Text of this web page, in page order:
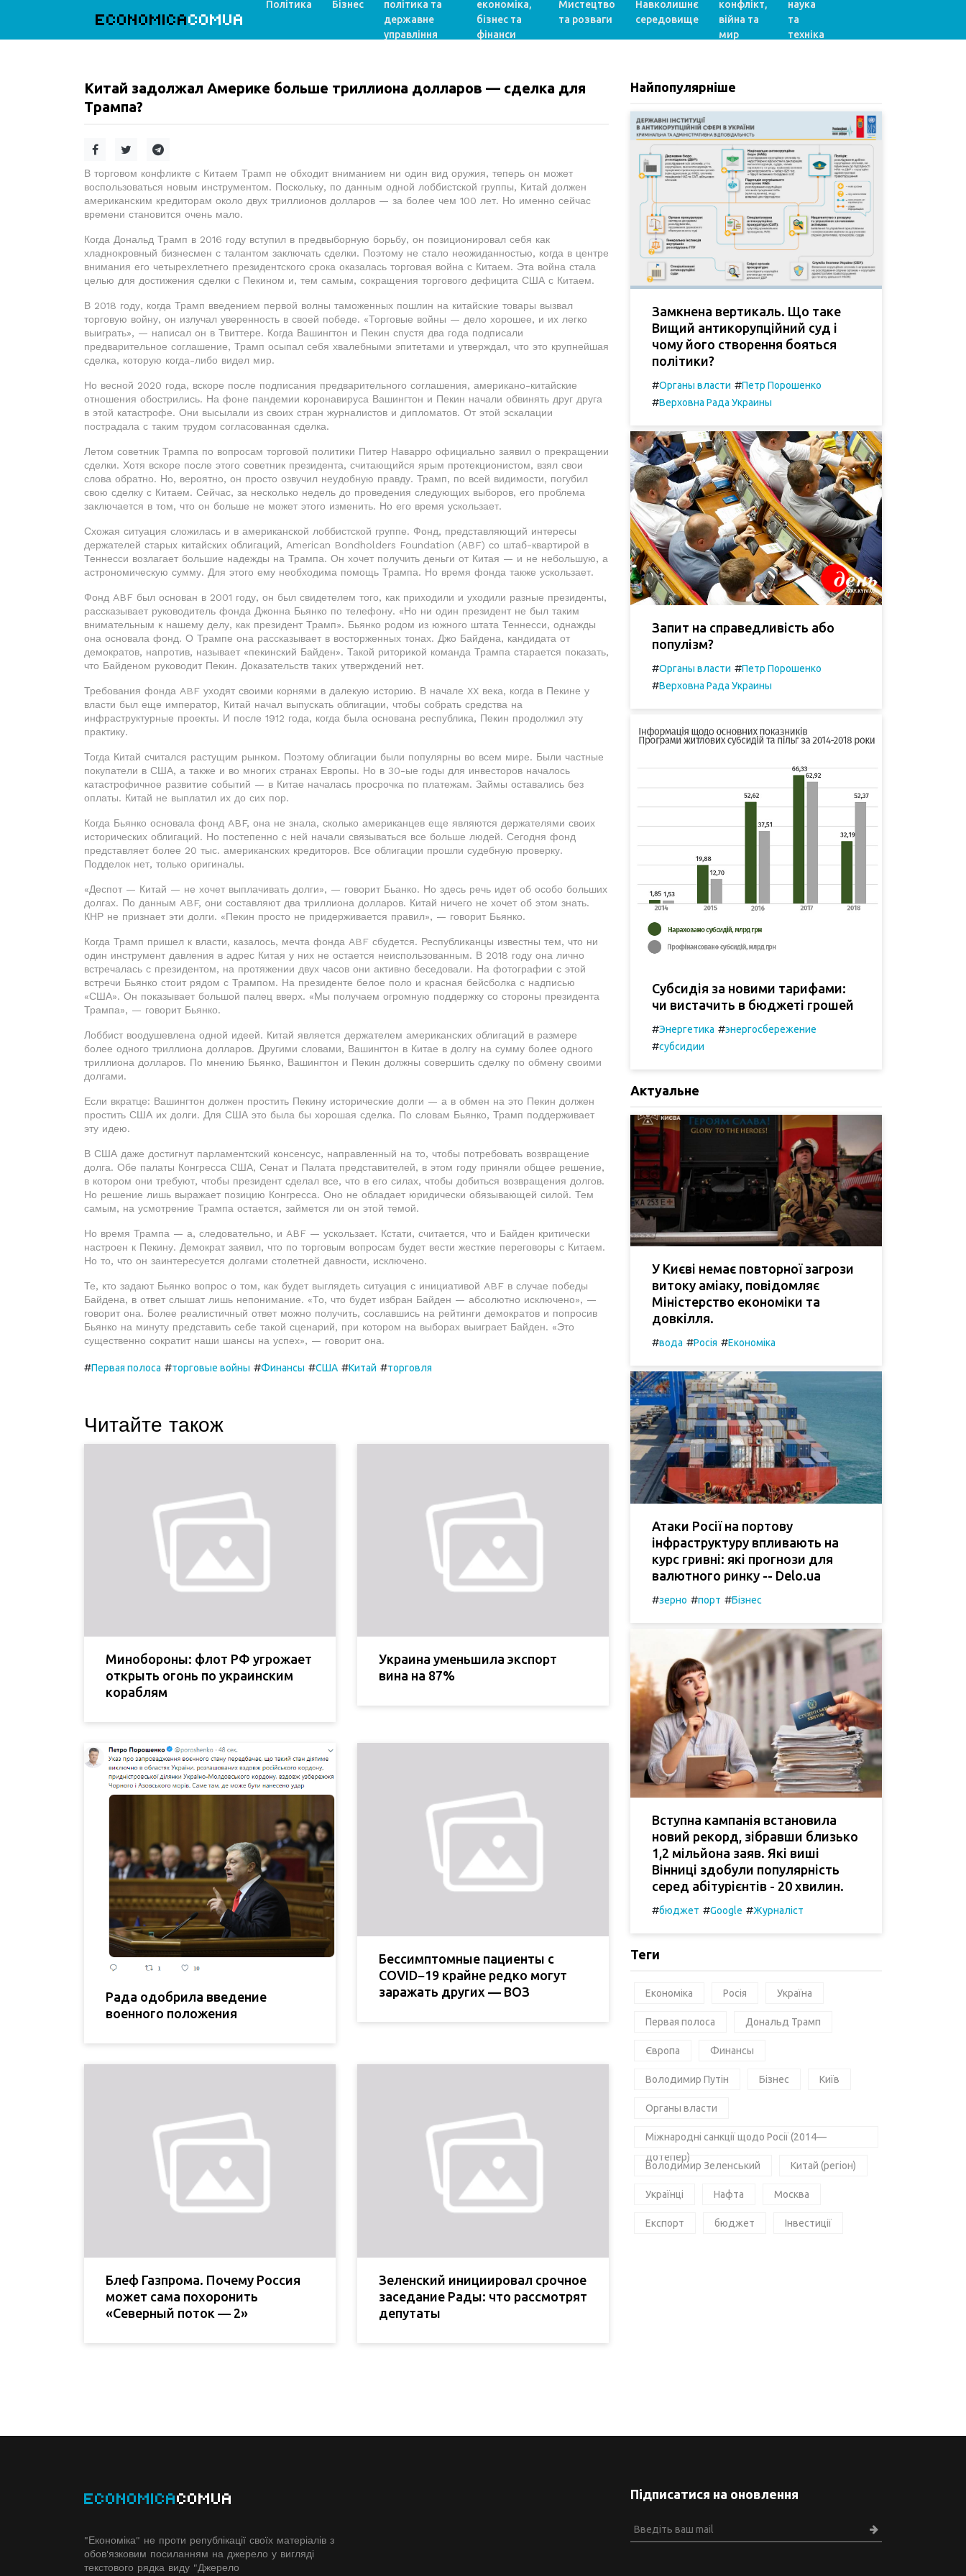
ECONOMICACOMUA
Політика Бізнес
політика та
державне
управління
економіка,
бізнес та
фінанси
Мистецтво
та розваги
Навколишнє
середовище
конфлікт,
війна та
мир
наука
та
техніка
Китай задолжал Америке больше триллиона долларов — сделка для
Трампа?
В торговом конфликте с Китаем Трамп не обходит вниманием ни один вид оружия, теперь он может
воспользоваться новым инструментом. Поскольку, по данным одной лоббистской группы, Китай должен
американским кредиторам около двух триллионов долларов — за более чем 100 лет. Но именно сейчас
времени становится очень мало.
Когда Дональд Трамп в 2016 году вступил в предвыборную борьбу, он позиционировал себя как
хладнокровный бизнесмен с талантом заключать сделки. Поэтому не стало неожиданностью, когда в центре
внимания его четырехлетнего президентского срока оказалась торговая война с Китаем. Эта война стала
целью для достижения сделки с Пекином и, тем самым, сокращения торгового дефицита США с Китаем.
В 2018 году, когда Трамп введением первой волны таможенных пошлин на китайские товары вызвал
торговую войну, он излучал уверенность в своей победе. «Торговые войны — дело хорошее, и их легко
выиграть», — написал он в Твиттере. Когда Вашингтон и Пекин спустя два года подписали
предварительное соглашение, Трамп осыпал себя хвалебными эпитетами и утверждал, что это крупнейшая
сделка, которую когда-либо видел мир.
Но весной 2020 года, вскоре после подписания предварительного соглашения, американо-китайские
отношения обострились. На фоне пандемии коронавируса Вашингтон и Пекин начали обвинять друг друга
в этой катастрофе. Они высылали из своих стран журналистов и дипломатов. От этой эскалации
пострадала с таким трудом согласованная сделка.
Летом советник Трампа по вопросам торговой политики Питер Наварро официально заявил о прекращении
сделки. Хотя вскоре после этого советник президента, считающийся ярым протекционистом, взял свои
слова обратно. Но, вероятно, он просто озвучил неудобную правду. Трамп, по всей видимости, погубил
свою сделку с Китаем. Сейчас, за несколько недель до проведения следующих выборов, его проблема
заключается в том, что он больше не может этого изменить. Но его время ускользает.
Схожая ситуация сложилась и в американской лоббистской группе. Фонд, представляющий интересы
держателей старых китайских облигаций, American Bondholders Foundation (ABF) со штаб-квартирой в
Теннесси возлагает большие надежды на Трампа. Он хочет получить деньги от Китая — и не небольшую, а
астрономическую сумму. Для этого ему необходима помощь Трампа. Но время фонда также ускользает.
Фонд ABF был основан в 2001 году, он был свидетелем того, как приходили и уходили разные президенты,
рассказывает руководитель фонда Джонна Бьянко по телефону. «Но ни один президент не был таким
внимательным к нашему делу, как президент Трамп». Бьянко родом из южного штата Теннесси, однажды
она основала фонд. О Трампе она рассказывает в восторженных тонах. Джо Байдена, кандидата от
демократов, напротив, называет «пекинский Байден». Такой риторикой команда Трампа старается показать,
что Байденом руководит Пекин. Доказательств таких утверждений нет.
Требования фонда ABF уходят своими корнями в далекую историю. В начале XX века, когда в Пекине у
власти был еще император, Китай начал выпускать облигации, чтобы собрать средства на
инфраструктурные проекты. И после 1912 года, когда была основана республика, Пекин продолжил эту
практику.
Тогда Китай считался растущим рынком. Поэтому облигации были популярны во всем мире. Были частные
покупатели в США, а также и во многих странах Европы. Но в 30-ые годы для инвесторов началось
катастрофичное развитие событий — в Китае началась просрочка по платежам. Займы оставались без
оплаты. Китай не выплатил их до сих пор.
Когда Бьянко основала фонд ABF, она не знала, сколько американцев еще являются держателями своих
исторических облигаций. Но постепенно с ней начали связываться все больше людей. Сегодня фонд
представляет более 20 тыс. американских кредиторов. Все облигации прошли судебную проверку.
Подделок нет, только оригиналы.
«Деспот — Китай — не хочет выплачивать долги», — говорит Бьанко. Но здесь речь идет об особо больших
долгах. По данным ABF, они составляют два триллиона долларов. Китай ничего не хочет об этом знать.
КНР не признает эти долги. «Пекин просто не придерживается правил», — говорит Бьянко.
Когда Трамп пришел к власти, казалось, мечта фонда ABF сбудется. Республиканцы известны тем, что ни
один инструмент давления в адрес Китая у них не остается неиспользованным. В 2018 году она лично
встречалась с президентом, на протяжении двух часов они активно беседовали. На фотографии с этой
встречи Бьянко стоит рядом с Трампом. На президенте белое поло и красная бейсболка с надписью
«США». Он показывает большой палец вверх. «Мы получаем огромную поддержку со стороны президента
Трампа», — говорит Бьянко.
Лоббист воодушевлена одной идеей. Китай является держателем американских облигаций в размере
более одного триллиона долларов. Другими словами, Вашингтон в Китае в долгу на сумму более одного
триллиона долларов. По мнению Бьянко, Вашингтон и Пекин должны совершить сделку по обмену своими
долгами.
Если вкратце: Вашингтон должен простить Пекину исторические долги — а в обмен на это Пекин должен
простить США их долги. Для США это была бы хорошая сделка. По словам Бьянко, Трамп поддерживает
эту идею.
В США даже достигнут парламентский консенсус, направленный на то, чтобы потребовать возвращение
долга. Обе палаты Конгресса США, Сенат и Палата представителей, в этом году приняли общее решение,
в котором они требуют, чтобы президент сделал все, что в его силах, чтобы добиться возвращения долгов.
Но решение лишь выражает позицию Конгресса. Оно не обладает юридически обязывающей силой. Тем
самым, на усмотрение Трампа остается, займется ли он этой темой.
Но время Трампа — а, следовательно, и ABF — ускользает. Кстати, считается, что и Байден критически
настроен к Пекину. Демократ заявил, что по торговым вопросам будет вести жесткие переговоры с Китаем.
Но то, что он заинтересуется долгами столетней давности, исключено.
Те, кто задают Бьянко вопрос о том, как будет выглядеть ситуация с инициативой ABF в случае победы
Байдена, в ответ слышат лишь непонимание. «То, что будет избран Байден — абсолютно исключено», —
говорит она. Более реалистичный ответ можно получить, сославшись на рейтинги демократов и попросив
Бьянко на минуту представить себе такой сценарий, при котором на выборах выиграет Байден. «Это
существенно сократит наши шансы на успех», — говорит она.
#Первая полоса #торговые войны #Финансы #США #Китай #торговля
Читайте також
Минобороны: флот РФ угрожает
открыть огонь по украинским
кораблям
Украина уменьшила экспорт
вина на 87%
Рада одобрила введение
военного положения
Бессимптомные пациенты с
COVID−19 крайне редко могут
заражать других — ВОЗ
Блеф Газпрома. Почему Россия
может сама похоронить
«Северный поток — 2»
Зеленский инициировал срочное
заседание Рады: что рассмотрят
депутаты
Найпопулярніше
Замкнена вертикаль. Що таке
Вищий антикорупційний суд і
чому його створення бояться
політики?
#Органы власти #Петр Порошенко
#Верховна Рада Украины
Запит на справедливість або
популізм?
#Органы власти #Петр Порошенко
#Верховна Рада Украины
Субсидія за новими тарифами:
чи вистачить в бюджеті грошей
#Энергетика #энергосбережение
#субсидии
Актуальне
У Києві немає повторної загрози
витоку аміаку, повідомляє
Міністерство економіки та
довкілля.
#вода #Росія #Економіка
Атаки Росії на портову
інфраструктуру впливають на
курс гривні: які прогнози для
валютного ринку -- Delo.ua
#зерно #порт #Бізнес
Вступна кампанія встановила
новий рекорд, зібравши близько
1,2 мільйона заяв. Які виші
Вінниці здобули популярність
серед абітурієнтів - 20 хвилин.
#бюджет #Google #Журналіст
Теги
Економіка Росія Україна
Первая полоса Дональд Трамп
Європа Финансы
Володимир Путін Бізнес Київ
Органы власти
Міжнародні санкції щодо Росії (2014—
дотепер)
Володимир Зеленський Китай (регіон)
Українці Нафта Москва
Експорт бюджет Інвестиції
ECONOMICACOMUA
"Економіка" не проти републікації своїх матеріалів з
обов'язковим посиланням на джерело у вигляді
текстового рядка виду "Джерело
Підписатися на оновлення